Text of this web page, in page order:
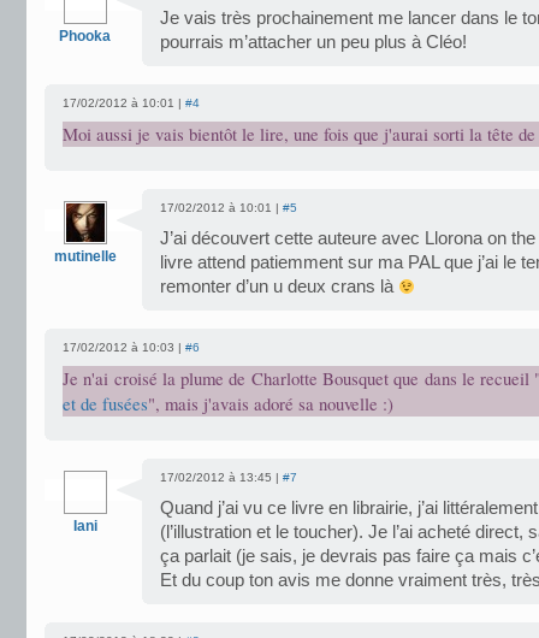
Phooka
Je vais très prochainement me lancer dans le
pourrais m’attacher un peu plus à Cléo!
17/02/2012 à 10:01 | #4
Moi aussi je vais bientôt le lire, une fois que j'aurai sorti la tête
mutinelle
17/02/2012 à 10:01 | #5
J’ai découvert cette auteure avec Llorona on
livre attend patiemment sur ma PAL que j’ai le
remonter d’un u deux crans là
17/02/2012 à 10:03 | #6
Je n'ai croisé la plume de Charlotte Bousquet que dans le recueil
et de fusées", mais j'avais adoré sa nouvelle :)
Iani
17/02/2012 à 13:45 | #7
Quand j’ai vu ce livre en librairie, j’ai
(l’illustration et le toucher). Je l’ai acheté direct,
ça parlait (je sais, je devrais pas faire ça mais
Et du coup ton avis me donne vraiment très,